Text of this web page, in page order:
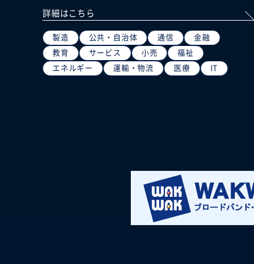
詳細はこちら
製造 公共・自治体 通信
金融
教育
サービス 小売
福祉
エネルギー
運輸・物流 医療 IT